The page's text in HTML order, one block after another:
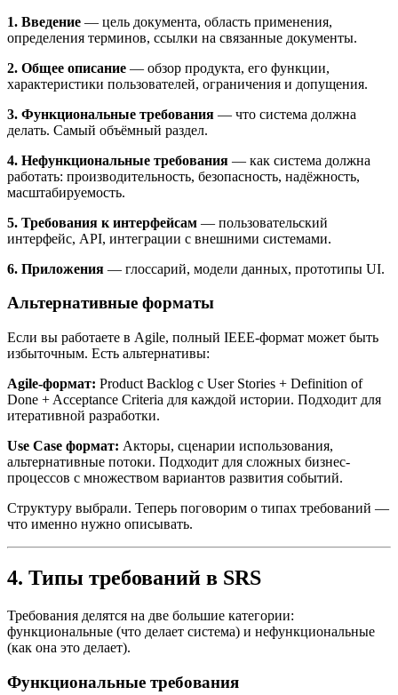
1. Введение — цель документа, область применения,
определения терминов, ссылки на связанные документы.
2. Общее описание — обзор продукта, его функции,
характеристики пользователей, ограничения и допущения.
3. Функциональные требования — что система должна
делать. Самый объёмный раздел.
4. Нефункциональные требования — как система должна
работать: производительность, безопасность, надёжность,
масштабируемость.
5. Требования к интерфейсам — пользовательский
интерфейс, API, интеграции с внешними системами.
6. Приложения — глоссарий, модели данных, прототипы UI.
Альтернативные форматы
Если вы работаете в Agile, полный IEEE-формат может быть
избыточным. Есть альтернативы:
Agile-формат: Product Backlog с User Stories + Definition of
Done + Acceptance Criteria для каждой истории. Подходит для
итеративной разработки.
Use Case формат: Акторы, сценарии использования,
альтернативные потоки. Подходит для сложных бизнес-
процессов с множеством вариантов развития событий.
Структуру выбрали. Теперь поговорим о типах требований —
что именно нужно описывать.
4. Типы требований в SRS
Требования делятся на две большие категории:
функциональные (что делает система) и нефункциональные
(как она это делает).
Функциональные требования